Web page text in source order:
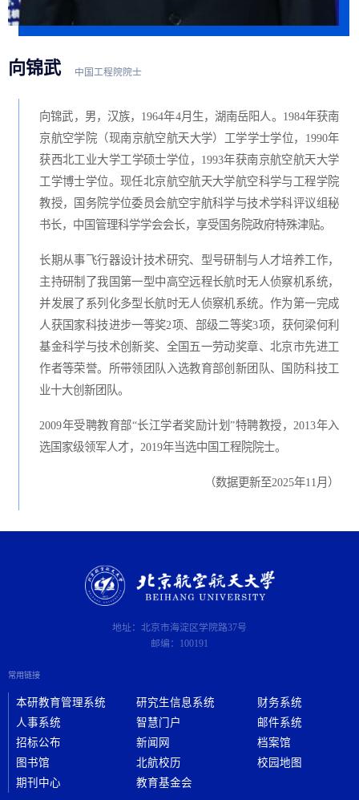
向锦武 中国工程院院士
向锦武，男，汉族，1964年4月生，湖南岳阳人。1984年获南
京航空学院（现南京航空航天大学）工学学士学位，1990年
获西北工业大学工学硕士学位，1993年获南京航空航天大学
工学博士学位。现任北京航空航天大学航空科学与工程学院
教授，国务院学位委员会航空宇航科学与技术学科评议组秘
书长，中国管理科学学会会长，享受国务院政府特殊津贴。
长期从事飞行器设计技术研究、型号研制与人才培养工作，
主持研制了我国第一型中高空远程长航时无人侦察机系统，
并发展了系列化多型长航时无人侦察机系统。作为第一完成
人获国家科技进步一等奖2项、部级二等奖3项，获何梁何利
基金科学与技术创新奖、全国五一劳动奖章、北京市先进工
作者等荣誉。所带领团队入选教育部创新团队、国防科技工
业十大创新团队。
2009年受聘教育部“长江学者奖励计划”特聘教授，2013年入
选国家级领军人才，2019年当选中国工程院院士。
（数据更新至2025年11月）
地址：北京市海淀区学院路37号
邮编：100191
常用链接
本研教育管理系统 研究生信息系统
财务系统
人事系统
智慧门户
邮件系统
招标公布
新闻网
档案馆
图书馆
北航校历
校园地图
期刊中心
教育基金会